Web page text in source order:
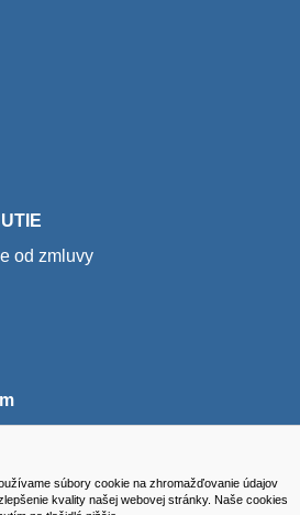
súbory cookie na zhromažďovanie údajov
kvality našej webovej stránky. Naše cookies
od zmluvy